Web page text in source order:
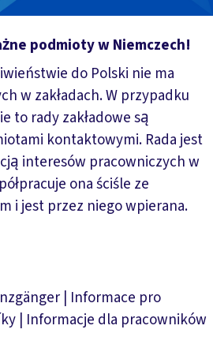
pod­mio­ty w Niem­c­zech!
do Polski nie ma
w zakładach. W przypadku
to rady zakładowe są
kontaktowymi. Rada jest
interesów pracowniczych w
ona ściśle ze
i jest przez niego wpierana.
| Informace pro
| Informacje dla pracowników